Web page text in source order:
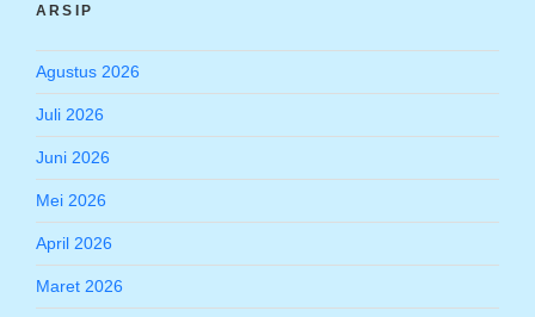
ARSIP
Agustus 2026
Juli 2026
Juni 2026
Mei 2026
April 2026
Maret 2026